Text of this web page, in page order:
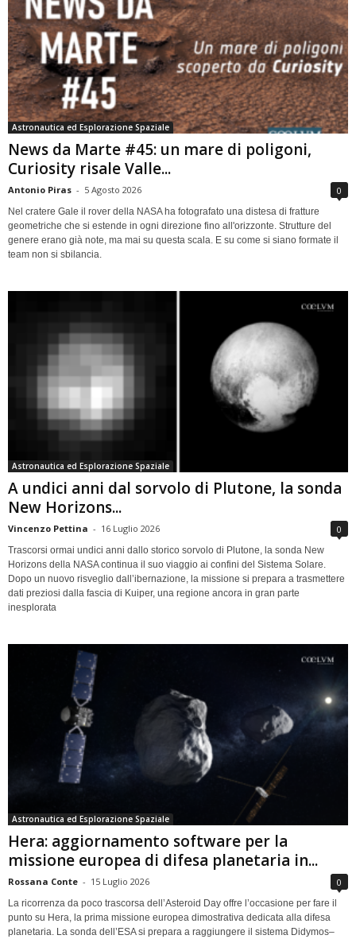
Astronautica ed Esplorazione Spaziale
News da Marte #45: un mare di poligoni,
Curiosity risale Valle...
Antonio Piras - 5 Agosto 2026 0
Nel cratere Gale il rover della NASA ha fotografato una distesa di fratture
geometriche che si estende in ogni direzione fino all'orizzonte. Strutture del
genere erano già note, ma mai su questa scala. E su come si siano formate il
team non si sbilancia.
Astronautica ed Esplorazione Spaziale
A undici anni dal sorvolo di Plutone, la sonda
New Horizons...
Vincenzo Pettina - 16 Luglio 2026 0
Trascorsi ormai undici anni dallo storico sorvolo di Plutone, la sonda New
Horizons della NASA continua il suo viaggio ai confini del Sistema Solare.
Dopo un nuovo risveglio dall’ibernazione, la missione si prepara a trasmettere
dati preziosi dalla fascia di Kuiper, una regione ancora in gran parte
inesplorata
Astronautica ed Esplorazione Spaziale
Hera: aggiornamento software per la
missione europea di difesa planetaria in...
Rossana Conte - 15 Luglio 2026 0
La ricorrenza da poco trascorsa dell’Asteroid Day offre l’occasione per fare il
punto su Hera, la prima missione europea dimostrativa dedicata alla difesa
planetaria. La sonda dell’ESA si prepara a raggiungere il sistema Didymos–